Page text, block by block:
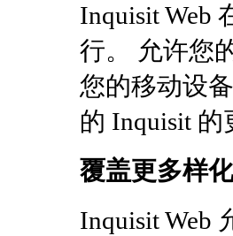
Inquisit Web
行。 允许您
您的移动设
的 Inquisit 的
覆盖更多样
Inquisit Web